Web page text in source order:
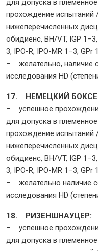
для допуска в
прохождение испытаний
нижеперечисленных
обидиенс, BH/VT, IGP
3, IPO-R, IPO-MR 1–3, GPr
– желательно, наличие
исследования HD
17. НЕМЕЦКИЙ
– успешное
для допуска в
прохождение испытаний
нижеперечисленных
обидиенс, BH/VT, IGP
3, IPO-R, IPO-MR 1–3, GPr
– желательно наличие
исследования HD
18. РИЗЕНШНАУЦЕР:
– успешное
для допуска в